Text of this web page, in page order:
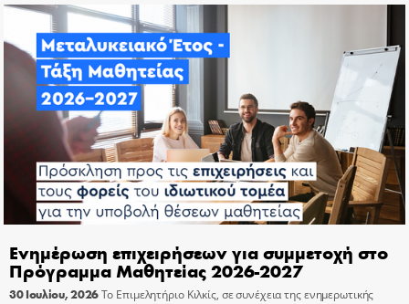
Ενημέρωση επιχειρήσεων για συμμετοχή στο
Πρόγραμμα Μαθητείας 2026-2027
30 Ιουλίου, 2026Το Επιμελητήριο Κιλκίς, σε συνέχεια της ενημερωτικής